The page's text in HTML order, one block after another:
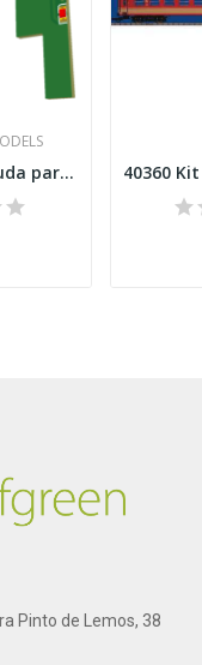
99922 Luz de cauda para carruagem Schindler da...
Pinto de Lemos, 38